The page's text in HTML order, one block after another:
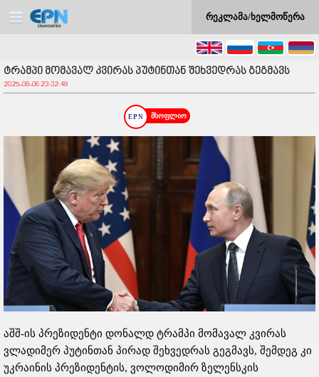
რეკლამა/ხელმოწერა
ტრამპი მომავალ კვირას პუტინთან შეხვედრას გეგმავს
2025-08-06 23:32:48
მსოფლიო
აშშ-ის პრეზიდენტი დონალდ ტრამპი მომავალ კვირას
ვლადიმერ პუტინთან პირად შეხვედრას გეგმავს, შემდეგ კი
უკრაინის პრეზიდენტის, ვოლოდიმირ ზელენსკის